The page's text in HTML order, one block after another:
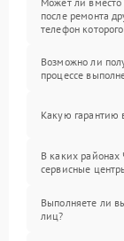
после ремонта
телефон
Возможно ли
процессе
Какую гарантию
В каких районах
сервисные
Выполняете ли
лиц?